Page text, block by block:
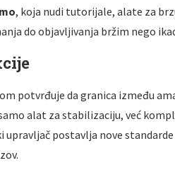
, koja nudi tutorijale, alate za
do objavljivanja bržim nego
potvrđuje da granica između
alat za stabilizaciju, već
upravljač postavlja nove
.